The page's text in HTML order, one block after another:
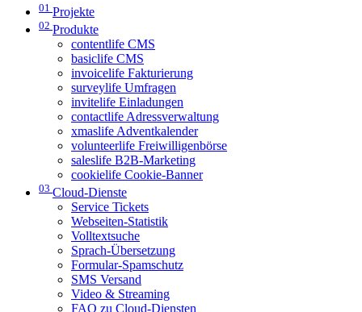
01 Projekte
02 Produkte
contentlife CMS
basiclife CMS
invoicelife Fakturierung
surveylife Umfragen
invitelife Einladungen
contactlife Adressverwaltung
xmaslife Adventkalender
volunteerlife Freiwilligenbörse
saleslife B2B-Marketing
cookielife Cookie-Banner
03 Cloud-Dienste
Service Tickets
Webseiten-Statistik
Volltextsuche
Sprach-Übersetzung
Formular-Spamschutz
SMS Versand
Video & Streaming
FAQ zu Cloud-Diensten